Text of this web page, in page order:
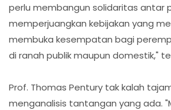
perlu membangun solidaritas antar
memperjuangkan kebijakan yang
membuka kesempatan bagi
di ranah publik maupun domestik,"
Prof. Thomas Pentury tak kalah
menganalisis tantangan yang ada.